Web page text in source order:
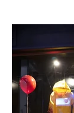
de todos
sinfónica